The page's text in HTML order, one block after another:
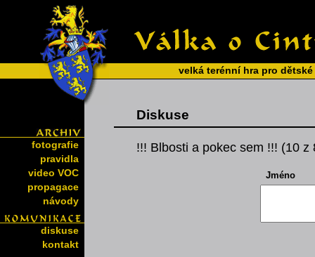
velká terénní hra pro
fotografie
pravidla
video VOC
propagace
návody
diskuse
kontakt
Diskuse
!!! Blbosti a pokec sem !!! (10 z
Jméno